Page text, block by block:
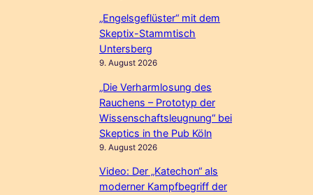
„Engelsgeflüster“ mit dem
Skeptix-Stammtisch
Untersberg
9. August 2026
„Die Verharmlosung des
Rauchens – Prototyp der
Wissenschaftsleugnung“ bei
Skeptics in the Pub Köln
9. August 2026
Video: Der „Katechon“ als
moderner Kampfbegriff der